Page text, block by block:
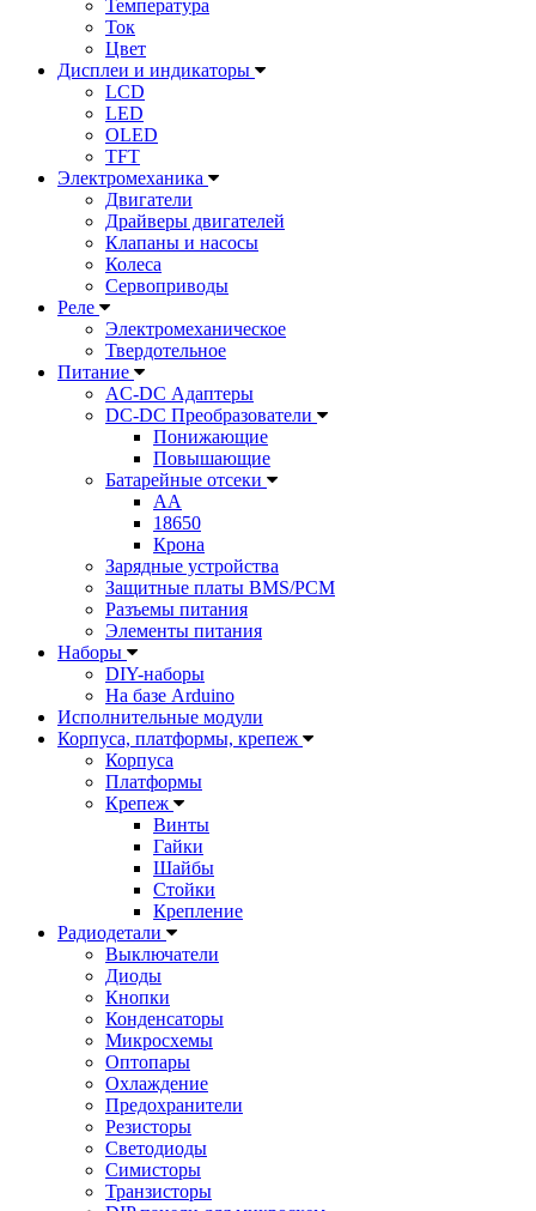
Температура
Ток
Цвет
Дисплеи и индикаторы
LCD
LED
OLED
TFT
Электромеханика
Двигатели
Драйверы двигателей
Клапаны и насосы
Колеса
Сервоприводы
Реле
Электромеханическое
Твердотельное
Питание
AC-DC Адаптеры
DC-DC Преобразователи
Понижающие
Повышающие
Батарейные отсеки
AA
18650
Крона
Зарядные устройства
Защитные платы BMS/PCM
Разъемы питания
Элементы питания
Наборы
DIY-наборы
На базе Arduino
Исполнительные модули
Корпуса, платформы, крепеж
Корпуса
Платформы
Крепеж
Винты
Гайки
Шайбы
Стойки
Крепление
Радиодетали
Выключатели
Диоды
Кнопки
Конденсаторы
Микросхемы
Оптопары
Охлаждение
Предохранители
Резисторы
Светодиоды
Симисторы
Транзисторы